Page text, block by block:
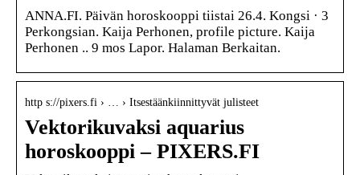
ANNA.FI. Päivän horoskooppi tiistai 26.4. Kongsi · 3
Perkongsian. Kaija Perhonen, profile picture. Kaija
Perhonen .. 9 mos Lapor. Halaman Berkaitan.
http s://pixers.fi › … › Itsestäänkiinnittyvät julisteet
Vektorikuvaksi aquarius
horoskooppi – PIXERS.FI